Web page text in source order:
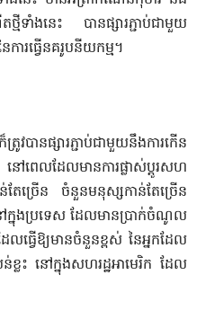
ទាំងនេះ បានផ្សារ​ភ្ជាប់​ជាមួយ
ការធ្វើនគរូបនីយកម្ម។
ផ្សារភ្ជាប់ជាមួយនឹងការកើន​
េលដែលមានការផ្លាស់ប្តូរ​សហ​
ច្រើន ចំនួនមនុស្សកាន់តែច្រើន​
នុងប្រទេស ដែលមានប្រាក់​ចំណូល​
លធ្វើឱ្យមាន​ចំនួនខ្ពស់ នៃ​អ្នកដែល
លះ នៅក្នុងសហរដ្ឋ​អាមេរិក ដែល